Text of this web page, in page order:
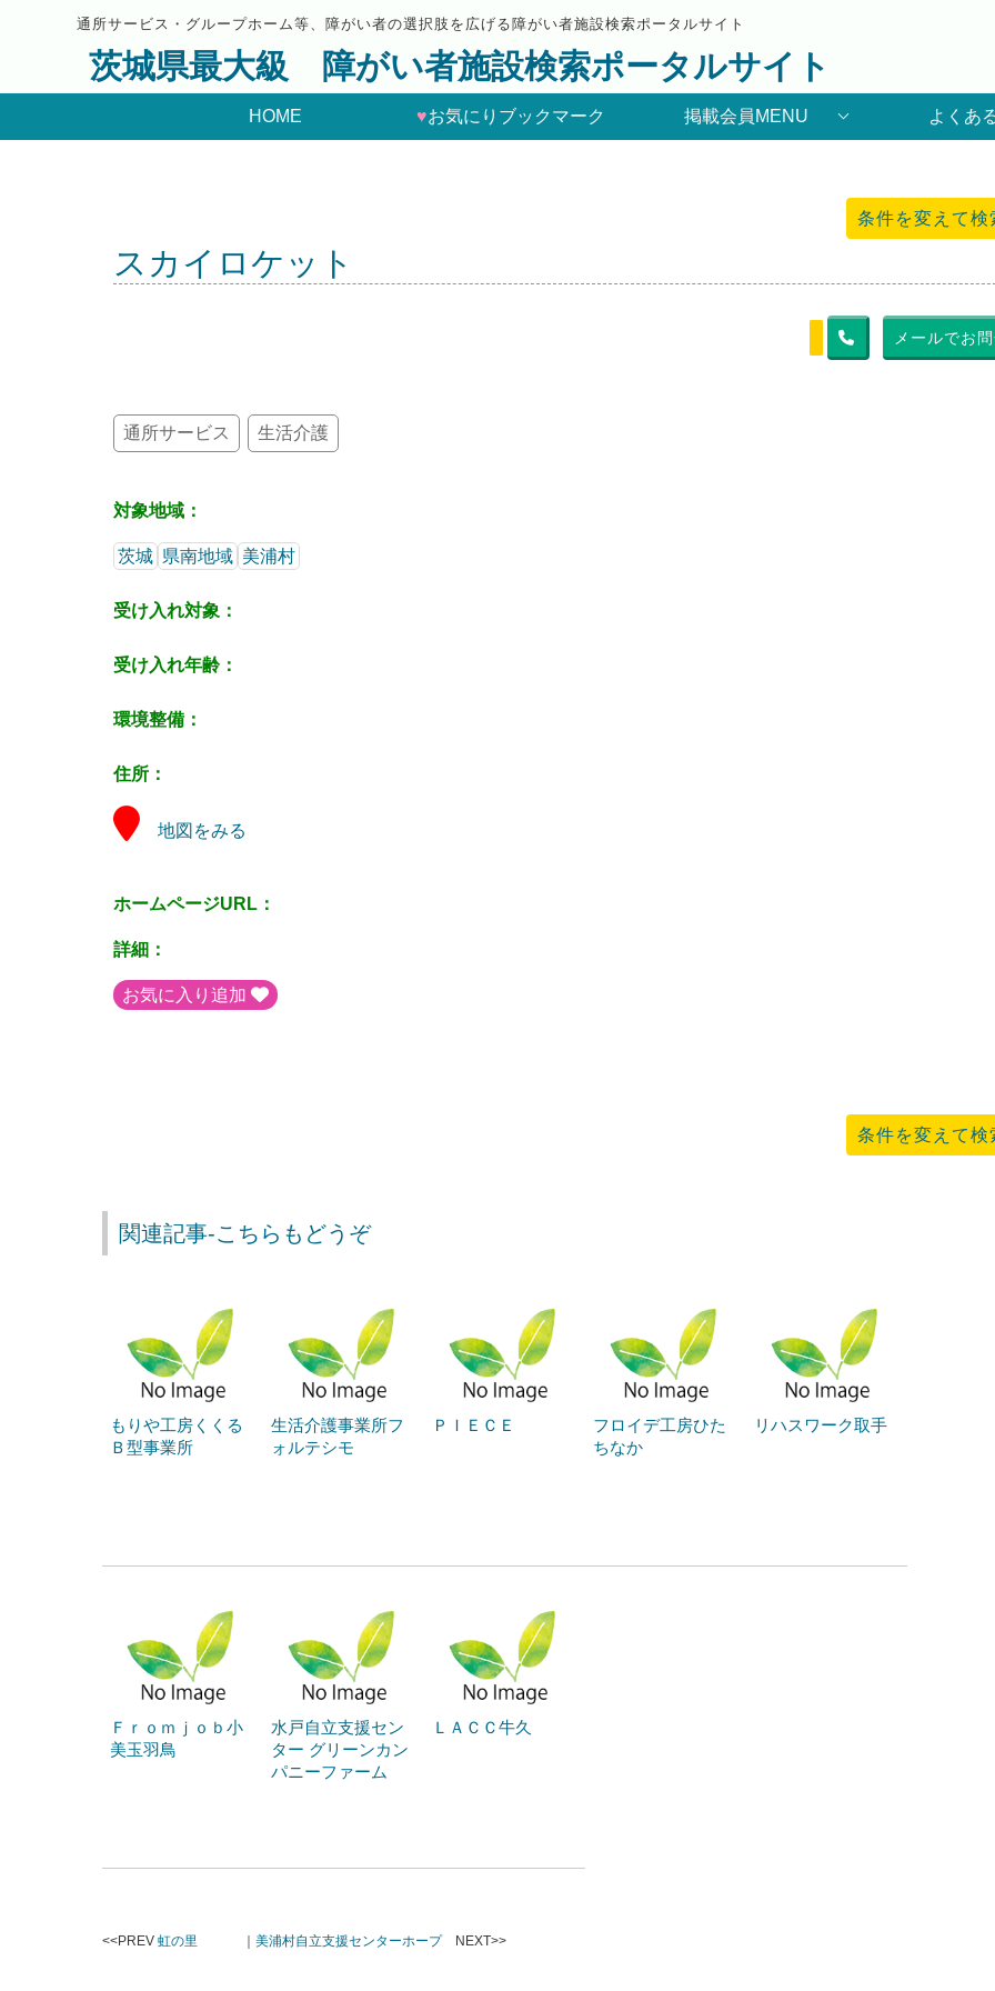
通所サービス・グループホーム等、障がい者の選択肢を広げる障がい者施設検索ポータルサイト
茨城県最大級 障がい者施設検索ポータルサイト
HOME ♥お気にりブックマーク 掲載会員MENU よくあ
条件を変えて検
スカイロケット
メールでお
通所サービス 生活介護
対象地域：
茨城 県南地域 美浦村
受け入れ対象：
受け入れ年齢：
環境整備：
住所：
地図をみる
ホームページURL：
詳細：
お気に入り追加
条件を変えて検
関連記事-こちらもどうぞ
もりや工房くくる
Ｂ型事業所
生活介護事業所フ
ォルテシモ
ＰＩＥＣＥ
フロイデ工房ひた
ちなか
リハスワーク取手
Ｆｒｏｍｊｏｂ小
美玉羽鳥
水戸自立支援セン
ター グリーンカン
パニーファーム
ＬＡＣＣ牛久
<<PREV 虹の里 ｜ 美浦村自立支援センターホープNEXT>>